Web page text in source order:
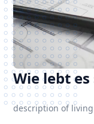
Wie lebt
description of